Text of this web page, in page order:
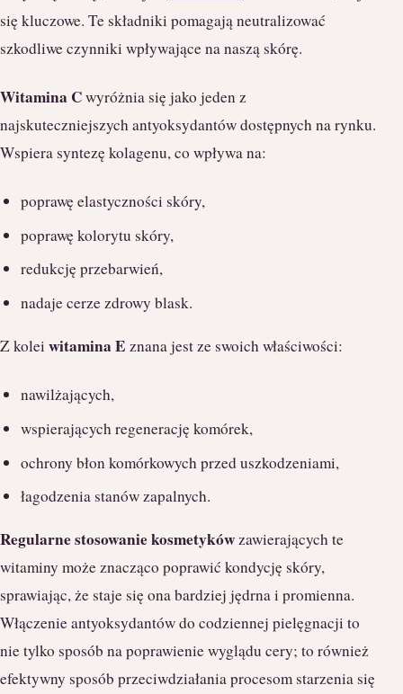
się kluczowe. Te składniki pomagają neutralizować
szkodliwe czynniki wpływające na naszą skórę.
Witamina Cwyróżnia się jako jeden z
najskuteczniejszych antyoksydantów dostępnych na rynku.
Wspiera syntezę kolagenu, co wpływa na:
poprawę elastyczności skóry,
poprawę kolorytu skóry,
redukcję przebarwień,
nadaje cerze zdrowy blask.
Z kolei witamina E znana jest ze swoich właściwości:
nawilżających,
wspierających regenerację komórek,
ochrony błon komórkowych przed uszkodzeniami,
łagodzenia stanów zapalnych.
Regularne stosowanie kosmetykówzawierających te
witaminy może znacząco poprawić kondycję skóry,
sprawiając, że staje się ona bardziej jędrna i promienna.
Włączenie antyoksydantów do codziennej pielęgnacji to
nie tylko sposób na poprawienie wyglądu cery; to również
efektywny sposób przeciwdziałania procesom starzenia się